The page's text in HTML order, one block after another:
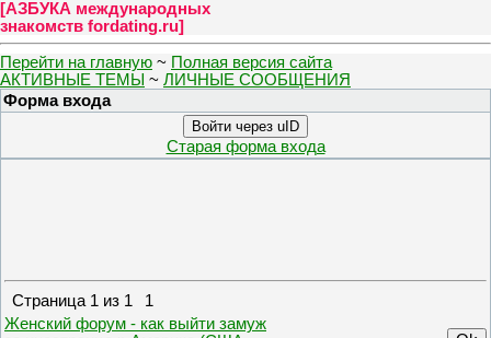
[АЗБУКА международных
знакомств fordating.ru]
Перейти на главную ~ Полная версия сайта
АКТИВНЫЕ ТЕМЫ ~ ЛИЧНЫЕ СООБЩЕНИЯ
Форма входа
Войти через uID
Старая форма входа
Страница 1 из 1
1
Женский форум - как выйти замуж